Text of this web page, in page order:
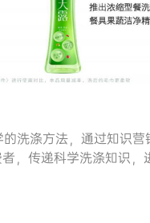
洗涤方法，通过知识
，传递科学洗涤知识